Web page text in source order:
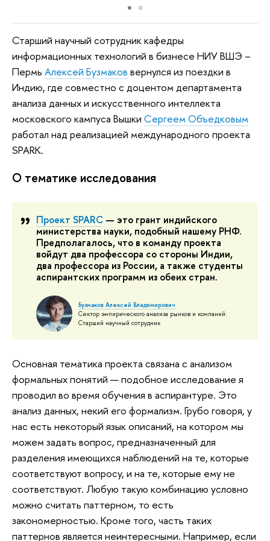
Старший научный сотрудник кафедры
информационных технологий в бизнесе НИУ ВШЭ –
Пермь Алексей Бузмаков вернулся из поездки в
Индию, где совместно с доцентом департамента
анализа данных и искусственного интеллекта
московского кампуса Вышки Сергеем Объедковым
работал над реализацией международного проекта
SPARK.
О тематике исследования
Проект SPARС — это грант индийского
министерства науки, подобный нашему РНФ.
Предполагалось, что в команду проекта
войдут два профессора со стороны Индии,
два профессора из России, а также студенты
аспирантских программ из обеих стран.
Бузмаков Алексей Владимирович
Сектор эмпирического анализа рынков и компаний:
Старший научный сотрудник
Основная тематика проекта связана с анализом
формальных понятий — подобное исследование я
проводил во время обучения в аспирантуре. Это
анализ данных, некий его формализм. Грубо говоря, у
нас есть некоторый язык описаний, на котором мы
можем задать вопрос, предназначенный для
разделения имеющихся наблюдений на те, которые
соответствуют вопросу, и на те, которые ему не
соответствуют. Любую такую комбинацию условно
можно считать паттерном, то есть
закономерностью. Кроме того, часть таких
паттернов является неинтересными. Например, если